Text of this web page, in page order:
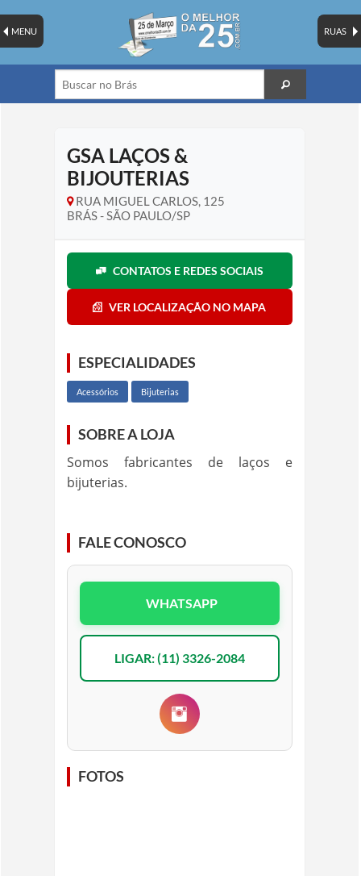
RUAS
MENU
GSA LAÇOS &
BIJOUTERIAS
RUA MIGUEL CARLOS, 125
BRÁS - SÃO PAULO/SP
CONTATOS E REDES SOCIAIS
VER LOCALIZAÇÃO NO MAPA
ESPECIALIDADES
Acessórios Bijuterias
SOBRE A LOJA
Somos fabricantes de laços e
bijuterias.
FALE CONOSCO
WHATSAPP
LIGAR: (11) 3326-2084
FOTOS